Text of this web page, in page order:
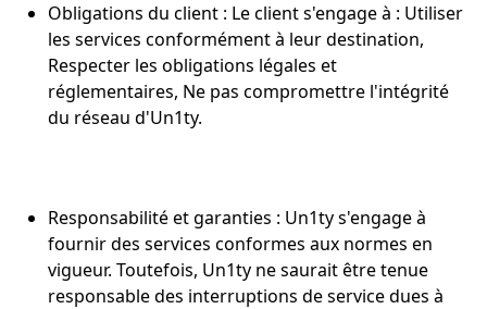
Obligations du client : Le client s'engage à : Utiliser
les services conformément à leur destination,
Respecter les obligations légales et
réglementaires, Ne pas compromettre l'intégrité
du réseau d'Un1ty.
Responsabilité et garanties : Un1ty s'engage à
fournir des services conformes aux normes en
vigueur. Toutefois, Un1ty ne saurait être tenue
responsable des interruptions de service dues à